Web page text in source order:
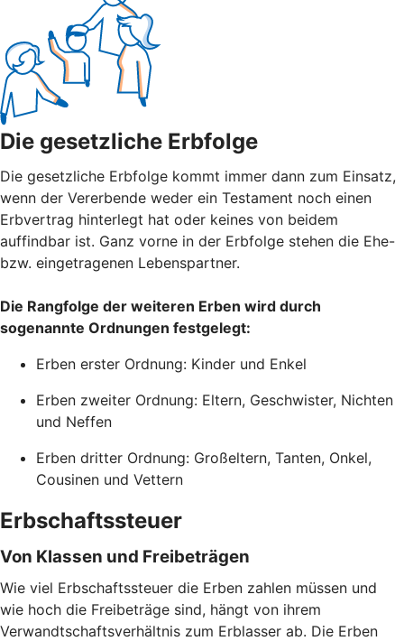
Die gesetzliche Erbfolge
Die gesetzliche Erbfolge kommt immer dann zum Einsatz,
wenn der Vererbende weder ein Testament noch einen
Erbvertrag hinterlegt hat oder keines von beidem
auffindbar ist. Ganz vorne in der Erbfolge stehen die Ehe-
bzw. eingetragenen Lebenspartner.
Die Rangfolge der weiteren Erben wird durch
sogenannte Ordnungen festgelegt:
Erben erster Ordnung: Kinder und Enkel
Erben zweiter Ordnung: Eltern, Geschwister, Nichten
und Neffen
Erben dritter Ordnung: Großeltern, Tanten, Onkel,
Cousinen und Vettern
Erbschaftssteuer
Von Klassen und Freibeträgen
Wie viel Erbschaftssteuer die Erben zahlen müssen und
wie hoch die Freibeträge sind, hängt von ihrem
Verwandtschaftsverhältnis zum Erblasser ab. Die Erben